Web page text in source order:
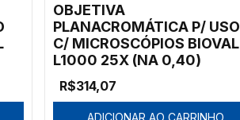
OBJETIVA
PLANACROMÁTICA P/ USO
C/ MICROSCÓPIOS BIOVAL
L1000 25X (NA 0,40)
R$314,07
ADICIONAR AO CARRINHO